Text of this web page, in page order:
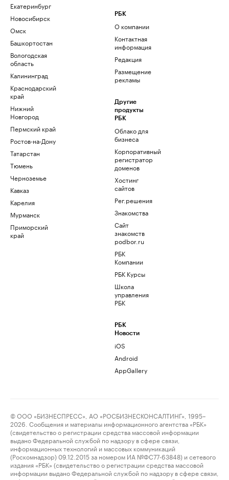
Екатеринбург
Новосибирск
Омск
Башкортостан
Вологодская
область
Калининград
Краснодарский
край
Нижний
Новгород
Пермский край
Ростов-на-Дону
Татарстан
Тюмень
Черноземье
Кавказ
Карелия
Мурманск
Приморский
край
РБК
О компании
Контактная
информация
Редакция
Размещение
рекламы
Другие
продукты
РБК
Облако для
бизнеса
Корпоративный
регистратор
доменов
Хостинг
сайтов
Рег.решения
Знакомства
Сайт
знакомств
podbor.ru
РБК
Компании
РБК Курсы
Школа
управления
РБК
РБК
Новости
iOS
Android
AppGallery
© ООО «БИЗНЕСПРЕСС», АО «РОСБИЗНЕСКОНСАЛТИНГ», 1995–
2026. Сообщения и материалы информационного агентства «РБК»
(свидетельство о регистрации средства массовой информации
выдано Федеральной службой по надзору в сфере связи,
информационных технологий и массовых коммуникаций
(Роскомнадзор) 09.12.2015 за номером ИА №ФС77-63848) и сетевого
издания «РБК» (свидетельство о регистрации средства массовой
информации выдано Федеральной службой по надзору в сфере связи,